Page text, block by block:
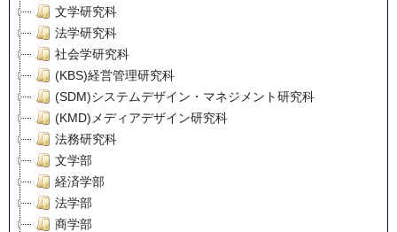
文学研究科
法学研究科
社会学研究科
(KBS)経営管理研究科
(SDM)システムデザイン・マネジメント研究科
(KMD)メディアデザイン研究科
法務研究科
文学部
経済学部
法学部
商学部